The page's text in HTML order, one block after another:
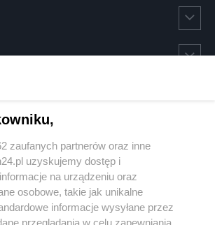
zaufanych partnerów oraz inne
uzyskujemy dostęp i
na urządzeniu oraz
osobowe, takie jak unikalne
informacje wysyłane przez
przeglądania w celu zapewniania